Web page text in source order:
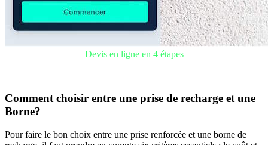
Devis en ligne en 4 étapes
Comment choisir entre une prise de recharge et une
Borne?
Pour faire le bon choix entre une prise renforcée et une borne de